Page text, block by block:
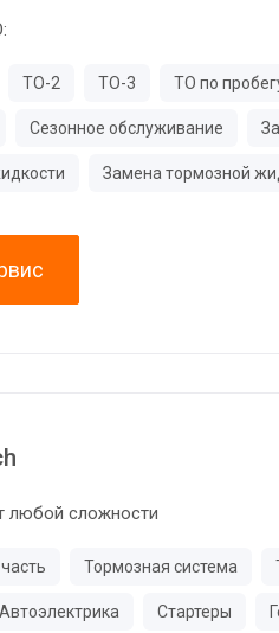
ТО-2 ТО-3 ТО по
Сезонное обслуживание
Замена тормозной
любой сложности
Тормозная система
Автоэлектрика Стартеры